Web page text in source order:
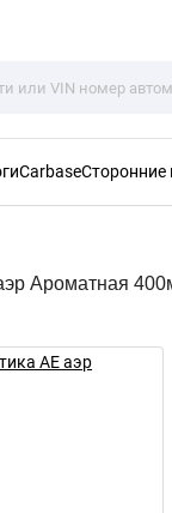
CarbaseСторонние
Ароматная